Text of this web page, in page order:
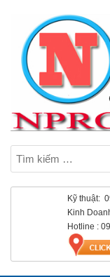
Kỹ thuật:
Kinh
Hotline :